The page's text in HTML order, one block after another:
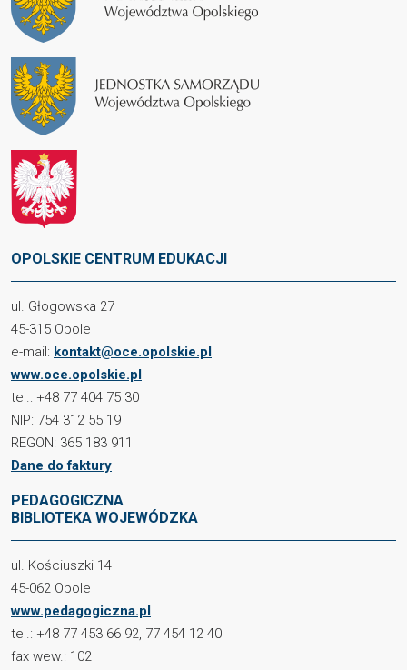
OPOLSKIE CENTRUM EDUKACJI
ul. Głogowska 27
45-315 Opole
e-mail: kontakt@oce.opolskie.pl
www.oce.opolskie.pl
tel.: +48 77 404 75 30
NIP: 754 312 55 19
REGON: 365 183 911
Dane do faktury
PEDAGOGICZNA
BIBLIOTEKA WOJEWÓDZKA
ul. Kościuszki 14
45-062 Opole
www.pedagogiczna.pl
tel.: +48 77 453 66 92, 77 454 12 40
fax wew.: 102